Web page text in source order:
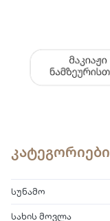
კატეგორიები
სუნამო
სახის მოვლა